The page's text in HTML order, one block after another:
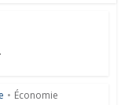
• Économie